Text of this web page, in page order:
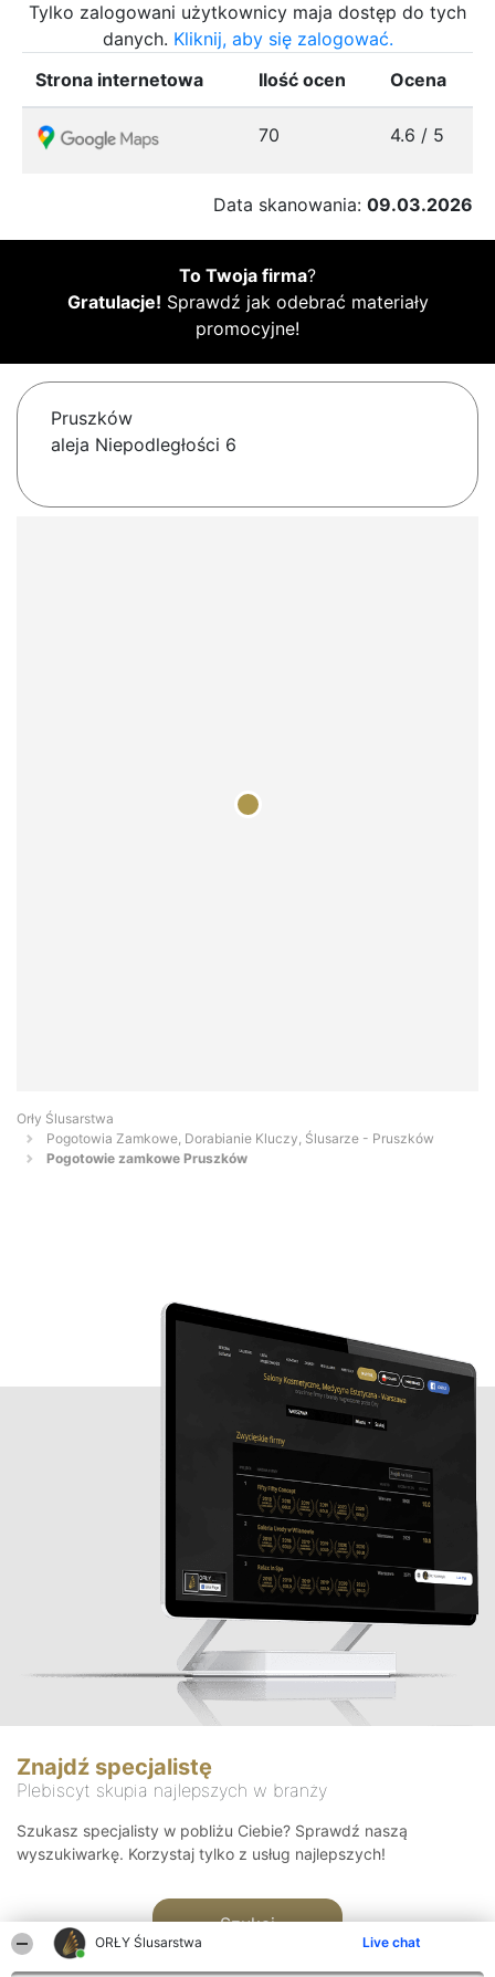
ORŁY Ślusarstwa Live chat
Tylko zalogowani użytkownicy maja dostęp do tych
danych. Kliknij, aby się zalogować.
Strona internetowa
Ilość ocen Ocena
70 4.6 / 5
Data skanowania: 09.03.2026
To Twoja firma?
Gratulacje! Sprawdź jak odebrać materiały
promocyjne!
Pruszków
aleja Niepodległości 6
Orły Ślusarstwa
Pogotowia Zamkowe, Dorabianie Kluczy, Ślusarze - Pruszków
Pogotowie zamkowe Pruszków
Znajdź specjalistę
Plebiscyt skupia najlepszych w branży
Szukasz specjalisty w pobliżu Ciebie? Sprawdź naszą
wyszukiwarkę. Korzystaj tylko z usług najlepszych!
Szukaj